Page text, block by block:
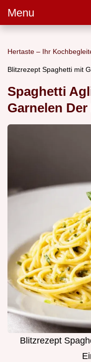
Menu
Hertaste – Ihr
Blitzrezept Spaghetti mit
Spaghetti
Garnelen
Blitzrezept